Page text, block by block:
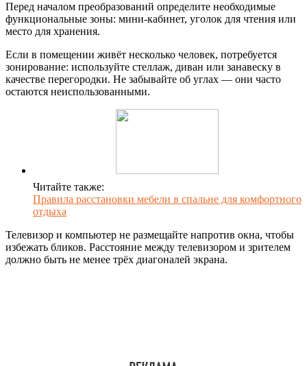
Перед началом преобразований определите необходимые
функциональные зоны: мини-кабинет, уголок для чтения или
место для хранения.
Если в помещении живёт несколько человек, потребуется
зонирование: используйте стеллаж, диван или занавеску в
качестве перегородки. Не забывайте об углах — они часто
остаются неиспользованными.
Читайте также:
Правила расстановки мебели в спальне для комфортного
отдыха
Телевизор и компьютер не размещайте напротив окна, чтобы
избежать бликов. Расстояние между телевизором и зрителем
должно быть не менее трёх диагоналей экрана.